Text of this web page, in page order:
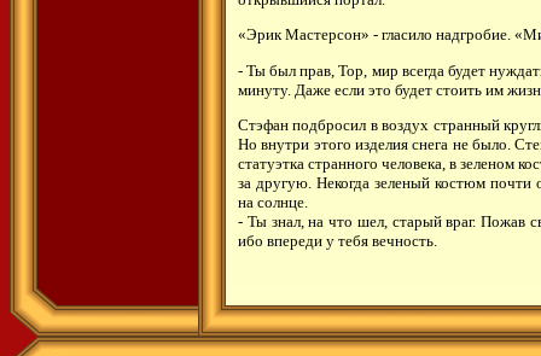
«Эрик Мастерсон» - гласило надгробие.
- Ты был прав, Тор, мир всегда будет
минуту. Даже если это будет стоить им
Стэфан подбросил в воздух странный
Но внутри этого изделия снега не было.
статуэтка странного человека, в зеленом
за другую. Некогда зеленый костюм
на солнце.
- Ты знал, на что шел, старый враг. Пожав
ибо впереди у тебя вечность.